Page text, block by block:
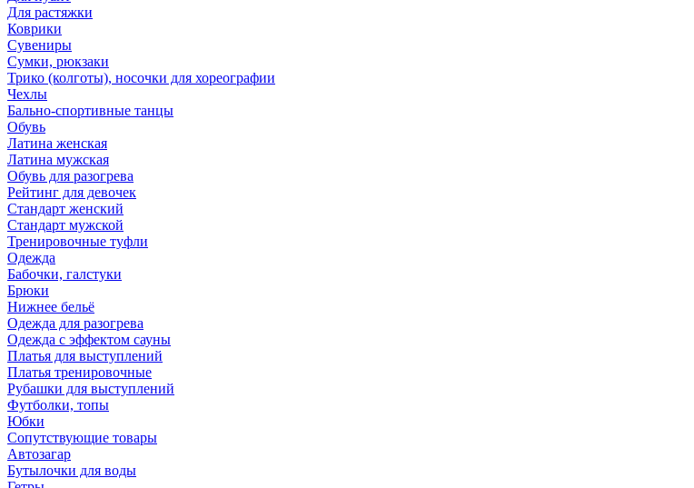
Для растяжки
Коврики
Сувениры
Сумки, рюкзаки
Трико (колготы), носочки для хореографии
Чехлы
Бально-спортивные танцы
Обувь
Латина женская
Латина мужская
Обувь для разогрева
Рейтинг для девочек
Стандарт женский
Стандарт мужской
Тренировочные туфли
Одежда
Бабочки, галстуки
Брюки
Нижнее бельё
Одежда для разогрева
Одежда с эффектом сауны
Платья для выступлений
Платья тренировочные
Рубашки для выступлений
Футболки, топы
Юбки
Сопутствующие товары
Автозагар
Бутылочки для воды